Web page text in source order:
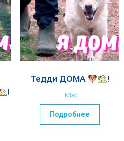
!
Тедди ДОМА !
Misc
Подробнее